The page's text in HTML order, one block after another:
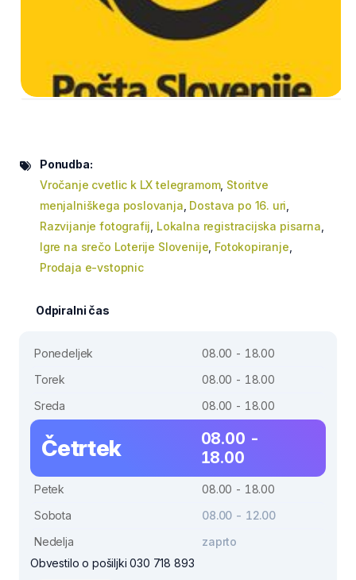
Ponudba:
Vročanje cvetlic k LX telegramom, Storitve
menjalniškega poslovanja Dostava po 16. uri
Razvijanje fotografij Lokalna registracijska pisarna
Igre na srečo Loterije Slovenije Fotokopiranje
Prodaja e-vstopnic
Odpiralni čas
Ponedeljek
08.00 - 18.00
Torek
08.00 - 18.00
Sreda
08.00 - 18.00
Četrtek
08.00 -
18.00
Petek
08.00 - 18.00
Sobota
08.00 - 12.00
Nedelja
zaprto
Obvestilo o pošiljki 030 718 893